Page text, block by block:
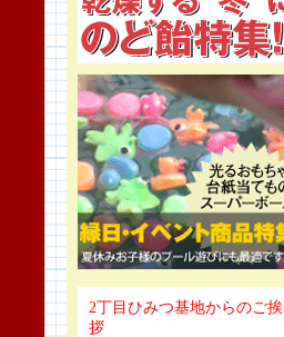
2丁目ひみつ基地からのご挨
拶